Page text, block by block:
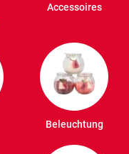
Accessoires
Beleuchtung